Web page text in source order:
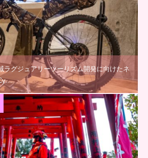
ラグジュアリーツーリズム開発に向けたネ